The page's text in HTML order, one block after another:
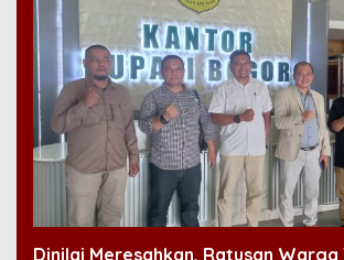
Dinilai Meresahkan, Ratusan Warga